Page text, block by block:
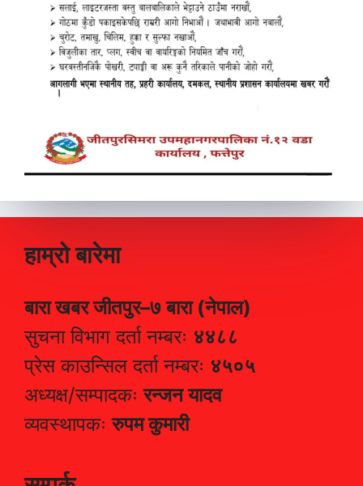
हाम्रो बारेमा
बारा खबर जीतपुर–७ बारा (नेपाल)
सुचना विभाग दर्ता नम्बरः ४४८८
प्रेस काउन्सिल दर्ता नम्बरः ४५०५
अध्यक्ष/सम्पादकःरन्जन यादव
व्यवस्थापकःरुपम कुमारी